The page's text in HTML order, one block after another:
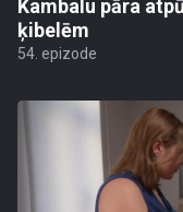
Kambalu pāra
ķibelēm
54. epizode